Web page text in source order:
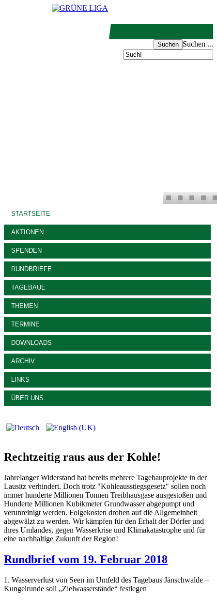
Suchen ...
STARTSEITE
AKTIONEN
SPENDEN
RUNDBRIEFE
TAGEBAUE
THEMEN
TERMINE
DOWNLOADS
ARCHIV
LINKS
ÜBER UNS
Rechtzeitig raus aus der Kohle!
Jahrelanger Widerstand hat bereits mehrere Tagebauprojekte in der
Lausitz verhindert. Doch trotz "Kohleausstiegsgesetz" sollen noch
immer hunderte Millionen Tonnen Treibhausgase ausgestoßen und
Hunderte Millionen Kubikmeter Grundwasser abgepumpt und
verunreinigt werden. Folgekosten drohen auf die Allgemeinheit
abgewälzt zu werden. Wir kämpfen für den Erhalt der Dörfer und
ihres Umlandes, gegen Wasserkrise und Klimakatastrophe und für
eine nachhaltige Zukunft der Region!
Rundbrief vom 19. Februar 2018
1. Wasserverlust von Seen im Umfeld des Tagebaus Jänschwalde –
Kungelrunde soll „Zielwasserstände“ festlegen